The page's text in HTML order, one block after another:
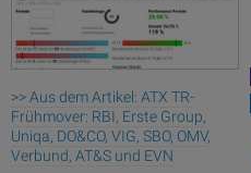
>> Aus dem Artikel: ATX TR-
Frühmover: RBI, Erste Group,
Uniqa, DO&CO, VIG, SBO, OMV,
Verbund, AT&S und EVN